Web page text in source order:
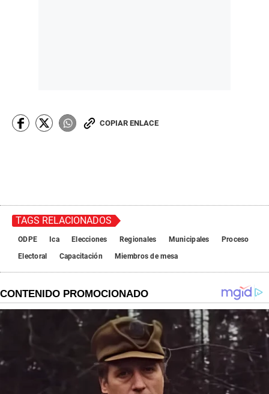
COPIAR ENLACE
TAGS RELACIONADOS
ODPE Ica Elecciones Regionales Municipales
Proceso
Electoral
Capacitación Miembros de mesa